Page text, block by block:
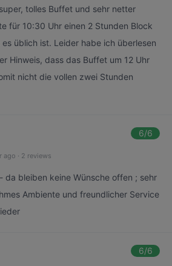
tolles Buffet und sehr netter
für 10:30 Uhr einen 2 Stunden Block
üblich ist. Leider habe ich überlesen
Hinweis, dass das Buffet um 12 Uhr
nicht die vollen zwei Stunden
6/6
ago · 2 reviews
da bleiben keine Wünsche offen ; sehr
Ambiente und freundlicher Service
6/6